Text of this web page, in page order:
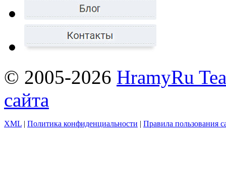
© 2005-2026 HramyRu
сайта
XML | Политика конфиденциальности | Правила пользования